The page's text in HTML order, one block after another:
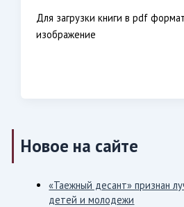
Для загрузки книги в pdf
изображение
Новое на сайте
«Таежный десант» признан
детей и молодежи